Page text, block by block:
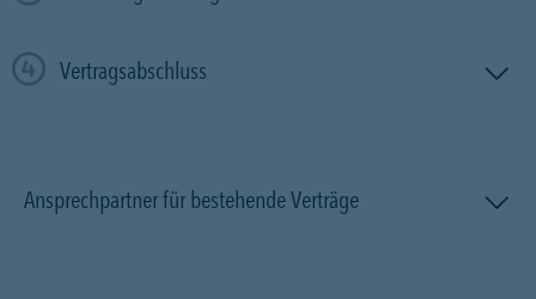
Vertragsabschluss
Ansprechpartner für bestehende Verträge